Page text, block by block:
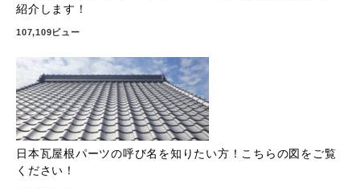
紹介します！
107,109ビュー
日本瓦屋根パーツの呼び名を知りたい方！こちらの図をご覧
ください！